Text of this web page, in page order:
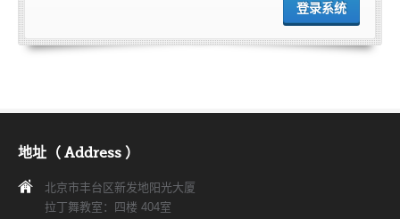
登录系统
地址（ Address ）
北京市丰台区新发地阳光大厦
拉丁舞教室：四楼 404室